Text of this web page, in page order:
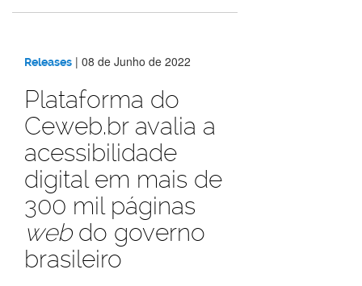
Releases | 08 de Junho de 2022
Plataforma do
Ceweb.br avalia a
acessibilidade
digital em mais de
300 mil páginas
webdo governo
brasileiro